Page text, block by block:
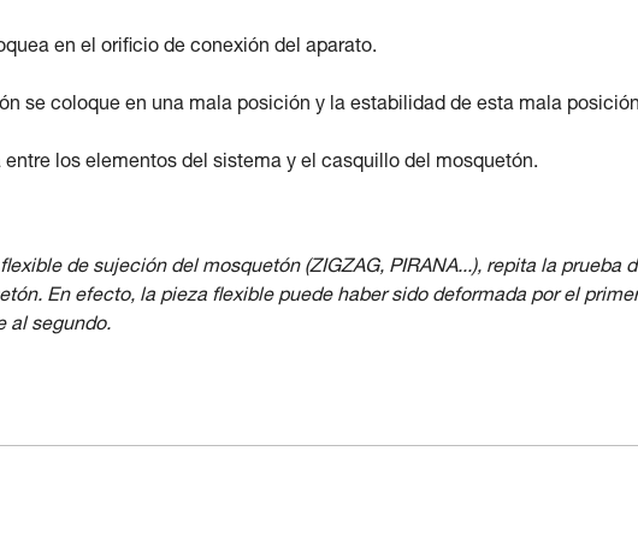
en el orificio de conexión del aparato.
se coloque en una mala posición y la estabilidad de esta mala
los elementos del sistema y el casquillo del mosquetón.
de sujeción del mosquetón (ZIGZAG, PIRANA...), repita la prueba
En efecto, la pieza flexible puede haber sido deformada por el primer
al segundo.